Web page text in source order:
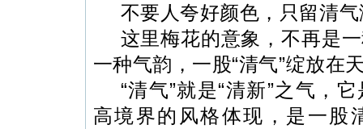
不要人夸好颜色，只留清
这里梅花的意象，不再是
一种气韵，一股“清气”绽放在
“清气”就是“清新”之气，
高境界的风格体现，是一股